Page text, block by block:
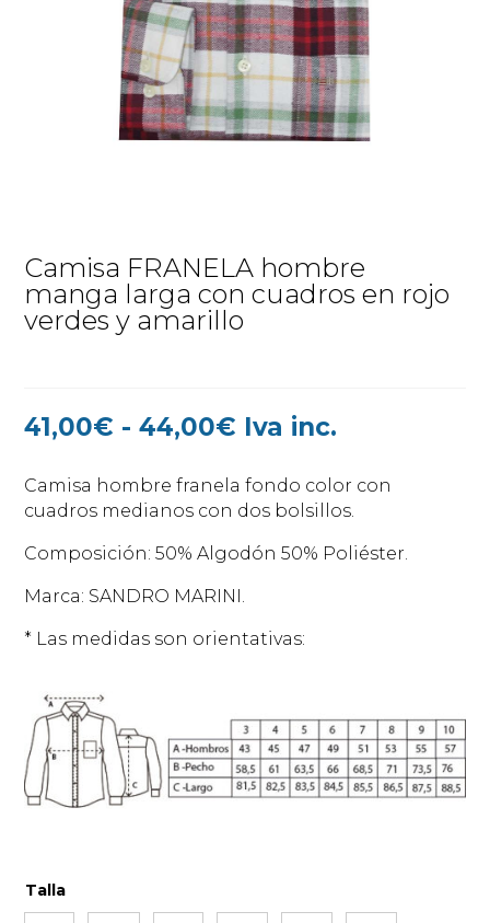
Camisa FRANELA hombre
manga larga con cuadros en rojo
verdes y amarillo
41,00€ - 44,00€ Rango
precios:
desde
41,00€
hasta
Iva inc.
Camisa hombre franela fondo color con
cuadros medianos con dos bolsillos.
Composición: 50% Algodón 50% Poliéster.
Marca: SANDRO MARINI.
* Las medidas son orientativas:
Talla